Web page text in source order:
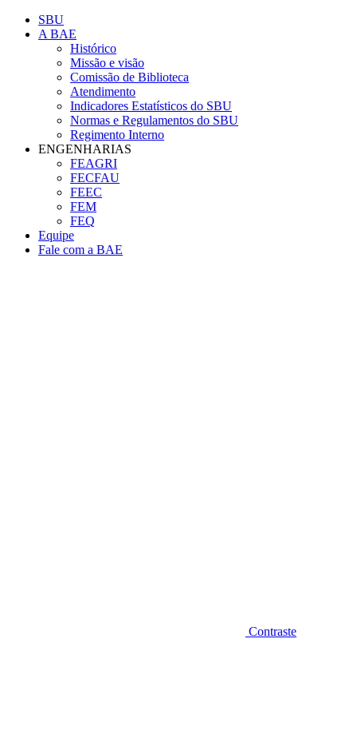
Conteúdo principal
SBU
A BAE
Histórico
Missão e visão
Comissão de Biblioteca
Atendimento
Indicadores Estatísticos do SBU
Normas e Regulamentos do SBU
Regimento Interno
ENGENHARIAS
FEAGRI
FECFAU
FEEC
FEM
FEQ
Equipe
Fale com a BAE
Contraste